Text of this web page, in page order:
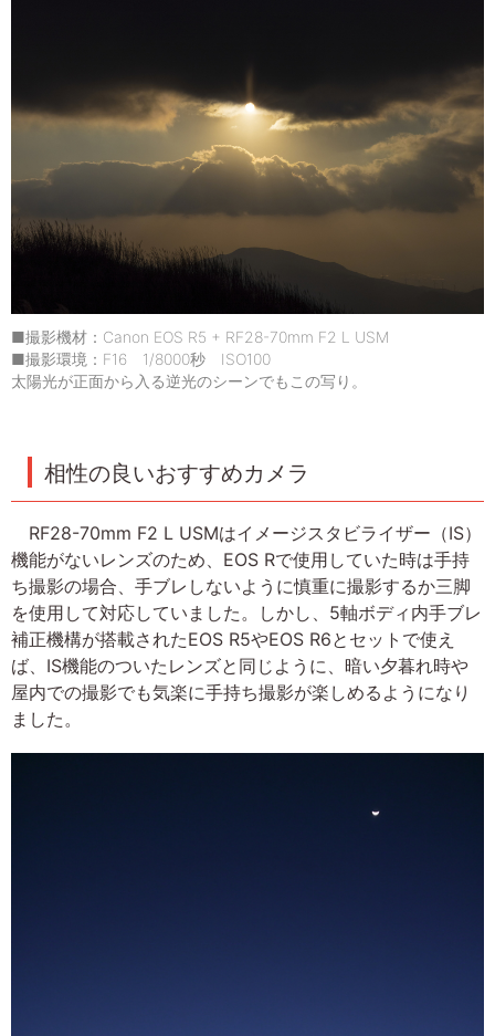
■撮影機材：Canon EOS R5 + RF28-70mm F2 L USM
■撮影環境：F16 1/8000秒 ISO100
太陽光が正面から入る逆光のシーンでもこの写り。
相性の良いおすすめカメラ
RF28-70mm F2 L USMはイメージスタビライザー（IS）
機能がないレンズのため、EOS Rで使用していた時は手持
ち撮影の場合、手ブレしないように慎重に撮影するか三脚
を使用して対応していました。しかし、5軸ボディ内手ブレ
補正機構が搭載されたEOS R5やEOS R6とセットで使え
ば、IS機能のついたレンズと同じように、暗い夕暮れ時や
屋内での撮影でも気楽に手持ち撮影が楽しめるようになり
ました。